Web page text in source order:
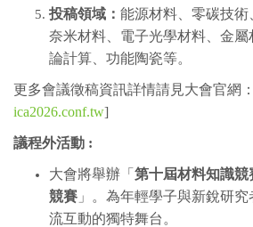
投稿領域： 能源材料、零碳技
奈米材料、電子光學材料、金
論計算、功能陶瓷等。
更多會議徵稿資訊詳情請見大會官網
ica2026.conf.tw]
議程外活動 :
大會將舉辦「 第十屆材料知識競
競賽 」。為年輕學子與新銳研
流互動的獨特舞台。